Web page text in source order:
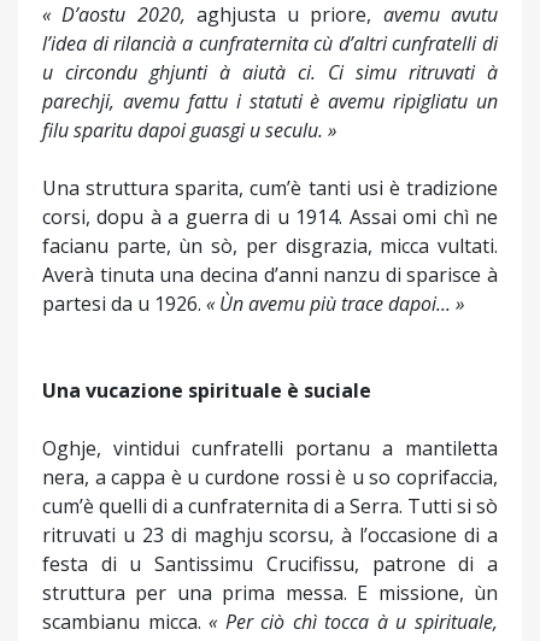
« D’aostu 2020, aghjusta u priore, avemu avutu
l’idea di rilancià a cunfraternita cù d’altri cunfratelli di
u circondu ghjunti à aiutà ci. Ci simu ritruvati à
parechji, avemu fattu i statuti è avemu ripigliatu un
filu sparitu dapoi guasgi u seculu. »
Una struttura sparita, cum’è tanti usi è tradizione
corsi, dopu à a guerra di u 1914. Assai omi chì ne
facianu parte, ùn sò, per disgrazia, micca vultati.
Averà tinuta una decina d’anni nanzu di sparisce à
partesi da u 1926. « Ùn avemu più trace dapoi... »
Una vucazione spirituale è suciale
Oghje, vintidui cunfratelli portanu a mantiletta
nera, a cappa è u curdone rossi è u so coprifaccia,
cum’è quelli di a cunfraternita di a Serra. Tutti si sò
ritruvati u 23 di maghju scorsu, à l’occasione di a
festa di u Santissimu Crucifissu, patrone di a
struttura per una prima messa. E missione, ùn
scambianu micca.« Per ciò chì tocca à u spirituale,